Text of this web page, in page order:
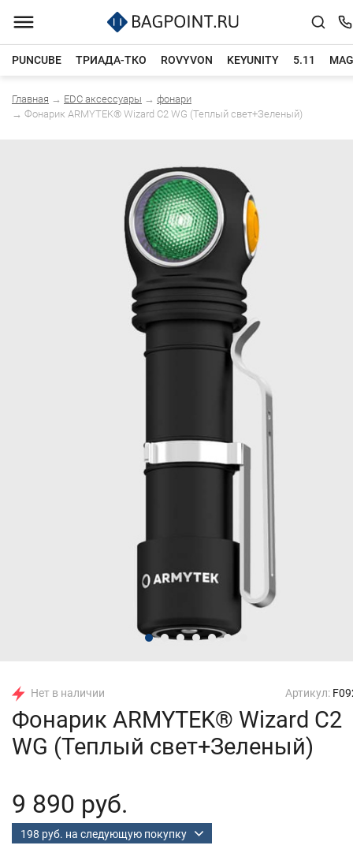
PUNCUBE ТРИАДА-ТКО ROVYVON KEYUNITY 5.11
Каталог товаров
Главная → EDC аксессуары → фонари
→ Фонарик ARMYTEK® Wizard C2 WG (Теплый свет+Зеленый)
Нет в наличии Артикул:
Фонарик ARMYTEK® Wizard C2
WG (Теплый свет+Зеленый)
9 890 руб.
198 руб. на следующую покупку